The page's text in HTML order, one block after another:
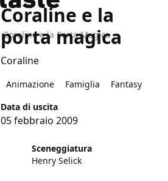
Coraline e la Porta Magica
Coraline e la
porta magica
Coraline
Animazione Famiglia
Fantasy
Data di uscita
05 febbraio 2009
Sceneggiatura
Henry Selick